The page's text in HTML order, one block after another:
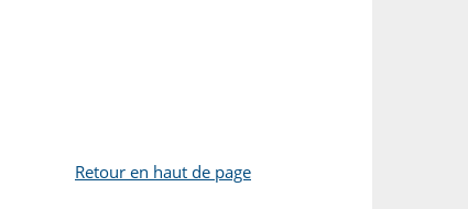
Retour en haut de page